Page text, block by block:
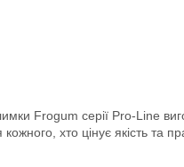
Frogum серії Pro-Line
хто цінує якість та